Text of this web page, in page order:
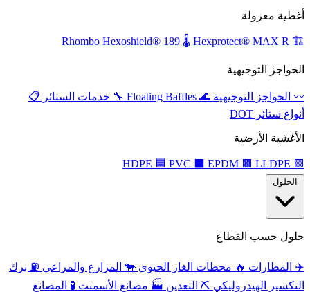
أغطية معزولة
🏗️
🌡️ Hexprotect® MAX R
الحواجز التوجيهية
〰️ الحواجز التوجيهية 🌊
🔧 خدمات الستائر 📋
أنواع ستائر DOT
الأغشية الأرضية
🟩
🟦 PVC EPDM 🟫 LLDPE
الحلول
حلول حسب القطاع
✈️ المطارات 🔥 محطات الغاز الحيوي 🐄 المزارع والمراعي ⛽ برك
التكسير الهيدروليكي ⛏️ التعدين 🏭 مصانع الأسمنت 🧪 المصانع